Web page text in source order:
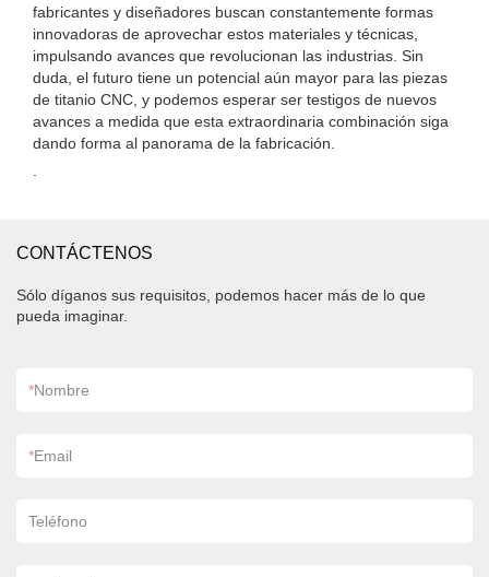
fabricantes y diseñadores buscan constantemente formas
innovadoras de aprovechar estos materiales y técnicas,
impulsando avances que revolucionan las industrias. Sin
duda, el futuro tiene un potencial aún mayor para las piezas
de titanio CNC, y podemos esperar ser testigos de nuevos
avances a medida que esta extraordinaria combinación siga
dando forma al panorama de la fabricación.
CONTÁCTENOS
Sólo díganos sus requisitos, podemos hacer más de lo que
pueda imaginar.
*Nombre
*Email
Teléfono